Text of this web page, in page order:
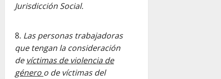
Jurisdicción Social.
Las personas trabajadoras
que tengan la consideración
de víctimas de violencia de
género o de víctimas del